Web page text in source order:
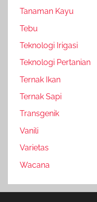
Tanaman Kayu
Tebu
Teknologi Irigasi
Teknologi Pertanian
Ternak Ikan
Ternak Sapi
Transgenik
Vanili
Varietas
Wacana